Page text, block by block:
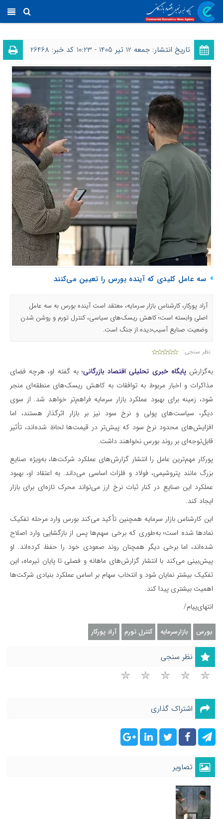
تاریخ انتشار: جمعه 12 تیر 1405 - 10:23 کد خبر: 26468
سه عامل کلیدی که آینده بورس را تعیین می‌کنند
آراد پورکار، کارشناس بازار سرمایه، معتقد است آینده بورس به سه عامل
اصلی وابسته است؛ کاهش ریسک‌های سیاسی، کنترل تورم و روشن شدن
وضعیت صنایع آسیب‌دیده از جنگ است.
نظر سنجی:
به‌گزارش پایگاه خبری تحلیلی اقتصاد بازرگانی؛ به گفته او، هرچه فضای
مذاکرات و اخبار مربوط به توافقات به کاهش ریسک‌های منطقه‌ای منجر
شود، زمینه برای بهبود عملکرد بازار سرمایه فراهم‌تر خواهد شد. از سوی
دیگر، سیاست‌های پولی و نرخ سود نیز بر بازار اثرگذار هستند، اما
افزایش‌های محدود نرخ سود که پیش‌تر در قیمت‌ها لحاظ شده‌اند، تأثیر
قابل‌توجه‌ای بر روند بورس نخواهند داشت.
پورکار مهم‌ترین عامل را انتشار گزارش‌های عملکرد شرکت‌ها، به‌ویژه صنایع
بزرگ مانند پتروشیمی، فولاد و فلزات اساسی می‌داند. به اعتقاد او، بهبود
عملکرد این صنایع در کنار ثبات نرخ ارز می‌تواند محرک تازه‌ای برای بازار
ایجاد کند.
این کارشناس بازار سرمایه همچنین تأکید می‌کند بورس وارد مرحله تفکیک
نمادها شده است؛ به‌طوری که برخی سهم‌ها پس از بازگشایی وارد اصلاح
شده‌اند، اما برخی دیگر همچنان روند صعودی خود را حفظ کرده‌اند. او
پیش‌بینی می‌کند با انتشار گزارش‌های ماهانه و فصلی تا پایان تیرماه، این
تفکیک بیشتر نمایان شود و انتخاب سهام بر اساس عملکرد بنیادی شرکت‌ها
اهمیت بیشتری پیدا کند.
انتهای‌پیام/
بورس بازارسرمایه کنترل تورم آراد پورکار
نظر سنجی
اشتراک گذاری
تصاویر